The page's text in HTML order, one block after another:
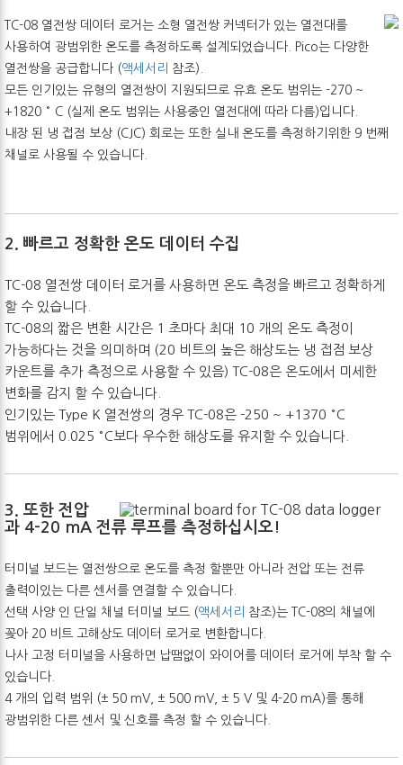
TC-08 열전쌍 데이터 로거는 소형 열전쌍 커넥터가 있는 열전대를
사용하여 광범위한 온도를 측정하도록 설계되었습니다. Pico는 다양한
열전쌍을 공급합니다 (액세서리 참조).
모든 인기있는 유형의 열전쌍이 지원되므로 유효 온도 범위는 -270 ~
+1820 ° C (실제 온도 범위는 사용중인 열전대에 따라 다름)입니다.
내장 된 냉 접점 보상 (CJC) 회로는 또한 실내 온도를 측정하기위한 9 번째
채널로 사용될 수 있습니다.
2. 빠르고 정확한 온도 데이터 수집
TC-08 열전쌍 데이터 로거를 사용하면 온도 측정을 빠르고 정확하게
할 수 있습니다.
TC-08의 짧은 변환 시간은 1 초마다 최대 10 개의 온도 측정이
가능하다는 것을 의미하며 (20 비트의 높은 해상도는 냉 접점 보상
카운트를 추가 측정으로 사용할 수 있음) TC-08은 온도에서 미세한
변화를 감지 할 수 있습니다.
인기있는 Type K 열전쌍의 경우 TC-08은 -250 ~ +1370 °C
범위에서 0.025 °C보다 우수한 해상도를 유지할 수 있습니다.
3. 또한 전압
과 4-20 mA 전류 루프를 측정하십시오!
터미널 보드는 열전쌍으로 온도를 측정 할뿐만 아니라 전압 또는 전류
출력이있는 다른 센서를 연결할 수 있습니다.
선택 사양 인 단일 채널 터미널 보드 (액세서리 참조)는 TC-08의 채널에
꽂아 20 비트 고해상도 데이터 로거로 변환합니다.
나사 고정 터미널을 사용하면 납땜없이 와이어를 데이터 로거에 부착 할 수
있습니다.
4 개의 입력 범위 (± 50 mV, ± 500 mV, ± 5 V 및 4-20 mA)를 통해
광범위한 다른 센서 및 신호를 측정 할 수 있습니다.